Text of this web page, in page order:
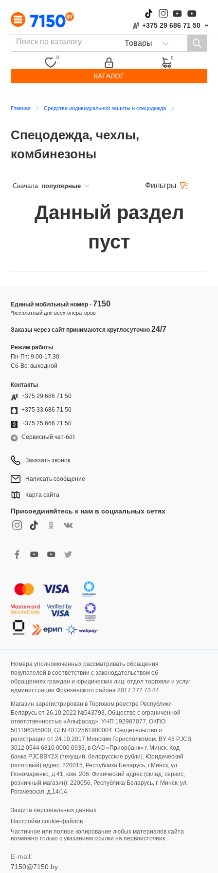
+375 29 686 71 50 ›
0 0
КАТАЛОГ
Главная Средства индивидуальной защиты и спецодежда
Спецодежда, чехлы,
комбинезоны
Сначала популярные Фильтры
Данный раздел
пуст
Единый мобильный номер - 7150
*бесплатный для всех операторов
Заказы через сайт принимаются круглосуточно24/7
Режим работы
Пн-Пт: 9.00-17.30
Сб-Вс: выходной
Контакты
+375 29 686 71 50
+375 33 686 71 50
+375 25 666 71 50
Сервисный чат-бот
Заказать звонок
Написать сообщение
Карта сайта
Присоединяйтесь к нам в социальных сетях
Номера уполномоченных рассматривать обращения
покупателей в соответствии с законодательством об
обращениях граждан и юридических лиц: отдел торговли и услуг
администрации Фрунзенского района 8017 272 73 84.
Магазин зарегистрирован в Торговом реестре Республики
Беларусь от 26.10.2022 №543793. Общество с ограниченной
ответственностью «Альфасад». УНП 192987077, ОКПО
501196345000, GLN 4812561900004. Свидетельство о
регистрации от 24.10.2017 Минским Горисполкомом. BY 48 PJCB
3012 0544 6810 0000 0933, в ОАО «Приорбанк» г. Минск. Код
банка PJCBBY2X (текущий, белорусские рубли). Юридический
(почтовый) адрес: 220015, Республика Беларусь, г.Минск, ул.
Пономаренко, д.41, ком. 206. Физический адрес (склад, сервис,
розничный магазин): 220056, Республика Беларусь, г. Минск, ул.
Рогачевская, д.14/14.
Защита персональных данных
Настройки cookie-файлов
Частичное или полное копирование любых материалов сайта
возможно только с указанием ссылки на первоисточник.
E-mail:
7150@7150.by